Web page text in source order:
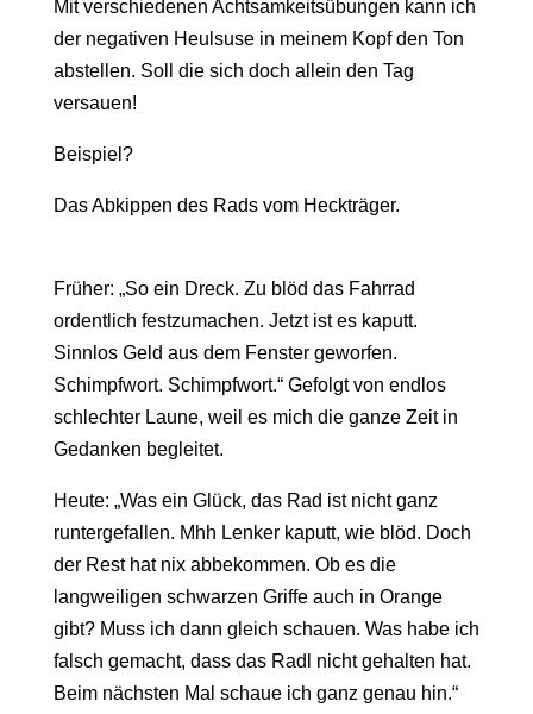
Mit verschiedenen Achtsamkeitsübungen kann ich
der negativen Heulsuse in meinem Kopf den Ton
abstellen. Soll die sich doch allein den Tag
versauen!
Beispiel?
Das Abkippen des Rads vom Heckträger.
Früher: „So ein Dreck. Zu blöd das Fahrrad
ordentlich festzumachen. Jetzt ist es kaputt.
Sinnlos Geld aus dem Fenster geworfen.
Schimpfwort. Schimpfwort.“ Gefolgt von endlos
schlechter Laune, weil es mich die ganze Zeit in
Gedanken begleitet.
Heute: „Was ein Glück, das Rad ist nicht ganz
runtergefallen. Mhh Lenker kaputt, wie blöd. Doch
der Rest hat nix abbekommen. Ob es die
langweiligen schwarzen Griffe auch in Orange
gibt? Muss ich dann gleich schauen. Was habe ich
falsch gemacht, dass das Radl nicht gehalten hat.
Beim nächsten Mal schaue ich ganz genau hin.“